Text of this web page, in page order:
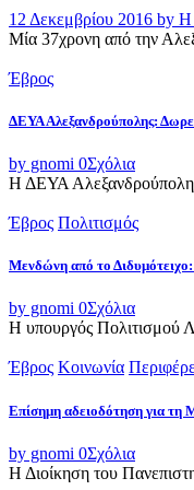
12 Δεκεμβρίου 2016 by Η
Μία 37χρονη από την
Έβρος
ΔΕΥΑ Αλεξανδρούπολης:
by gnomi 0Σχόλια
Η ΔΕΥΑ Αλεξανδρούπολης
Έβρος Πολιτισμός
Μενδώνη από το
by gnomi 0Σχόλια
Η υπουργός Πολιτισμού
Έβρος Κοινωνία
Επίσημη αδειοδότηση για
by gnomi 0Σχόλια
Η Διοίκηση του